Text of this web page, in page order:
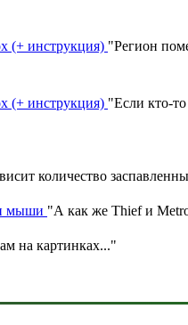
(+ инструкция) "Регион
(+ инструкция) "Если кто-
количество
мыши "А как же Thief и
на картинках..."